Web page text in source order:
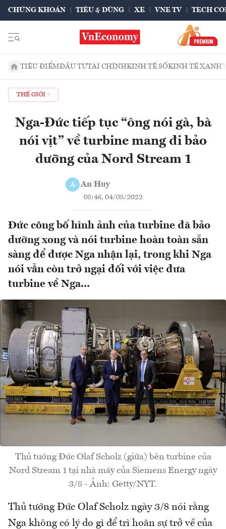
CHỨNG KHOÁN TIÊU & DÙNG XE VNE TV TECH
TIÊU ĐIỂMĐẦU TƯTÀI CHÍNHKINH TẾ SỐKINH TẾ XANH
THẾ GIỚI
Nga-Đức tiếp tục “ông nói gà, bà
nói vịt” về turbine mang đi bảo
dưỡng của Nord Stream 1
A An Huy
08:46, 04/08/2022
Đức công bố hình ảnh của turbine đã bảo
dưỡng xong và nói turbine hoàn toàn sẵn
sàng để được Nga nhận lại, trong khi Nga
nói vẫn còn trở ngại đối với việc đưa
turbine về Nga...
Thủ tướng Đức Olaf Scholz (giữa) bên turbine của
Nord Stream 1 tại nhà máy của Siemens Energy ngày
3/8 - Ảnh: Getty/NYT.
Thủ tướng Đức Olaf Scholz ngày 3/8 nói rằng
Nga không có lý do gì để trì hoãn sự trở về của